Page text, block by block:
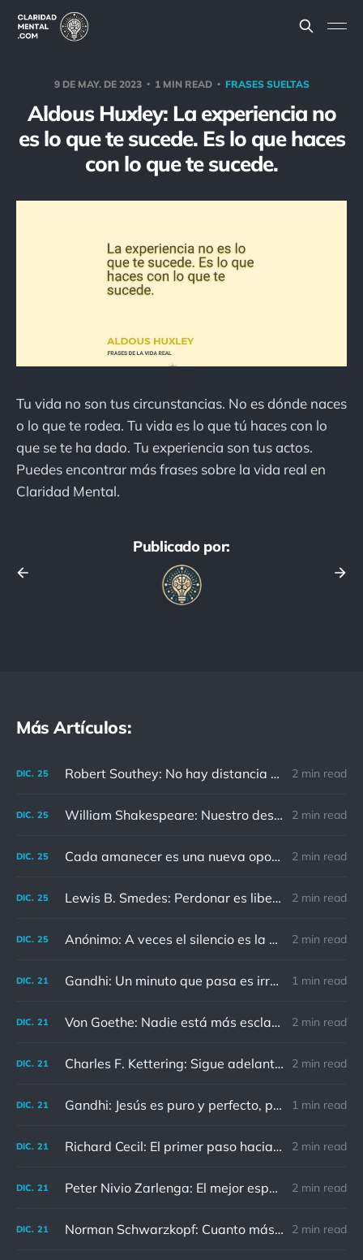
9 DE MAY. DE 2023 1 MIN READ FRASES SUELTAS
Aldous Huxley: La experiencia no
es lo que te sucede. Es lo que haces
con lo que te sucede.
Tu vida no son tus circunstancias. No es dónde naces
o lo que te rodea. Tu vida es lo que tú haces con lo
que se te ha dado. Tu experiencia son tus actos.
Puedes encontrar más frases sobre la vida real en
Claridad Mental.
Publicado por:
Más Artículos:
DIC. 25 Robert Southey: No hay distancia o tiempo que pueda disminuir la amistad de aquellos que están completamente convencidos del valor del otro 2 min read
DIC. 25 William Shakespeare: Nuestro destino está en las estrellas, así que levantemos nuestros ojos al cielo 2 min read
DIC. 25 Cada amanecer es una nueva oportunidad 2 min read
DIC. 25 Lewis B. Smedes: Perdonar es liberar a un prisionero y descubrir que el prisionero eras tú 2 min read
DIC. 25 Anónimo: A veces el silencio es la mejor respuesta 2 min read
DIC. 21 Gandhi: Un minuto que pasa es irrecuperable. Conociendo esto, ¿cómo podemos malgastar tantas horas? 1 min read
DIC. 21 Von Goethe: Nadie está más esclavizado que aquellos que falsamente creen que son libres. 2 min read
DIC. 21 Charles F. Kettering: Sigue adelante, y es probable que tropieces con algo, tal vez cuando menos lo esperes. Nunca he escuchado hablar de alguien algu 2 min read
DIC. 21 Gandhi: Jesús es puro y perfecto, pero vosotros los cristianos no sois como él. 1 min read
DIC. 21 Richard Cecil: El primer paso hacia el conocimiento es saber que somos ignorantes. 2 min read
DIC. 21 Peter Nivio Zarlenga: El mejor espejo es un viejo amigo. 2 min read
DIC. 21 Norman Schwarzkopf: Cuanto más sudes por la paz, menos sangras por la guerra. 2 min read